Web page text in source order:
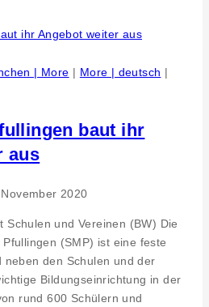
| More | More | deutsch |
baut ihr
aus
2020
Schulen und Vereinen (BW) Die
(SMP) ist eine feste
den Schulen und der
Bildungseinrichtung in der
rund 600 Schülern und